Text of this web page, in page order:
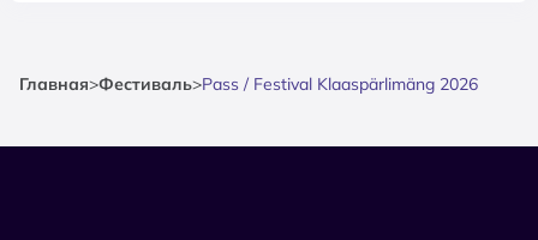
Главная>Фестиваль>Pass / Festival Klaaspärlimäng 2026